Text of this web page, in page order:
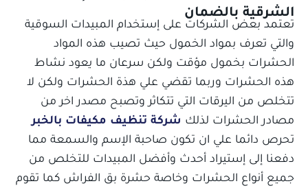
الشرقية بالضمان
تعتمد بعض الشركات على إستخدام المبيدات السوقية
والتي تعرف بمواد الخمول حيث تصيب هذه المواد
الحشرات بخمول مؤقت ولكن سرعان ما يعود نشاط
هذه الحشرات وربما تقضي علي هذة الحشرات ولكن لا
تتخلص من اليرقات التي تتكاثر وتصبح مصدر اخر من
مصادر الحشرات لذلك شركة تنظيف مكيفات بالخبر
تحرص دائما علي ان تكون صاحبة الإسم والسمعة مما
دفعنا إلى إستيراد أحدث وأفضل المبيدات للتخلص من
جميع أنواع الحشرات وخاصة حشرة بق الفراش كما تقوم